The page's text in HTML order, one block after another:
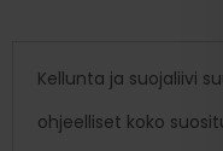
Kellunta ja suojaliivi
ohjeelliset koko